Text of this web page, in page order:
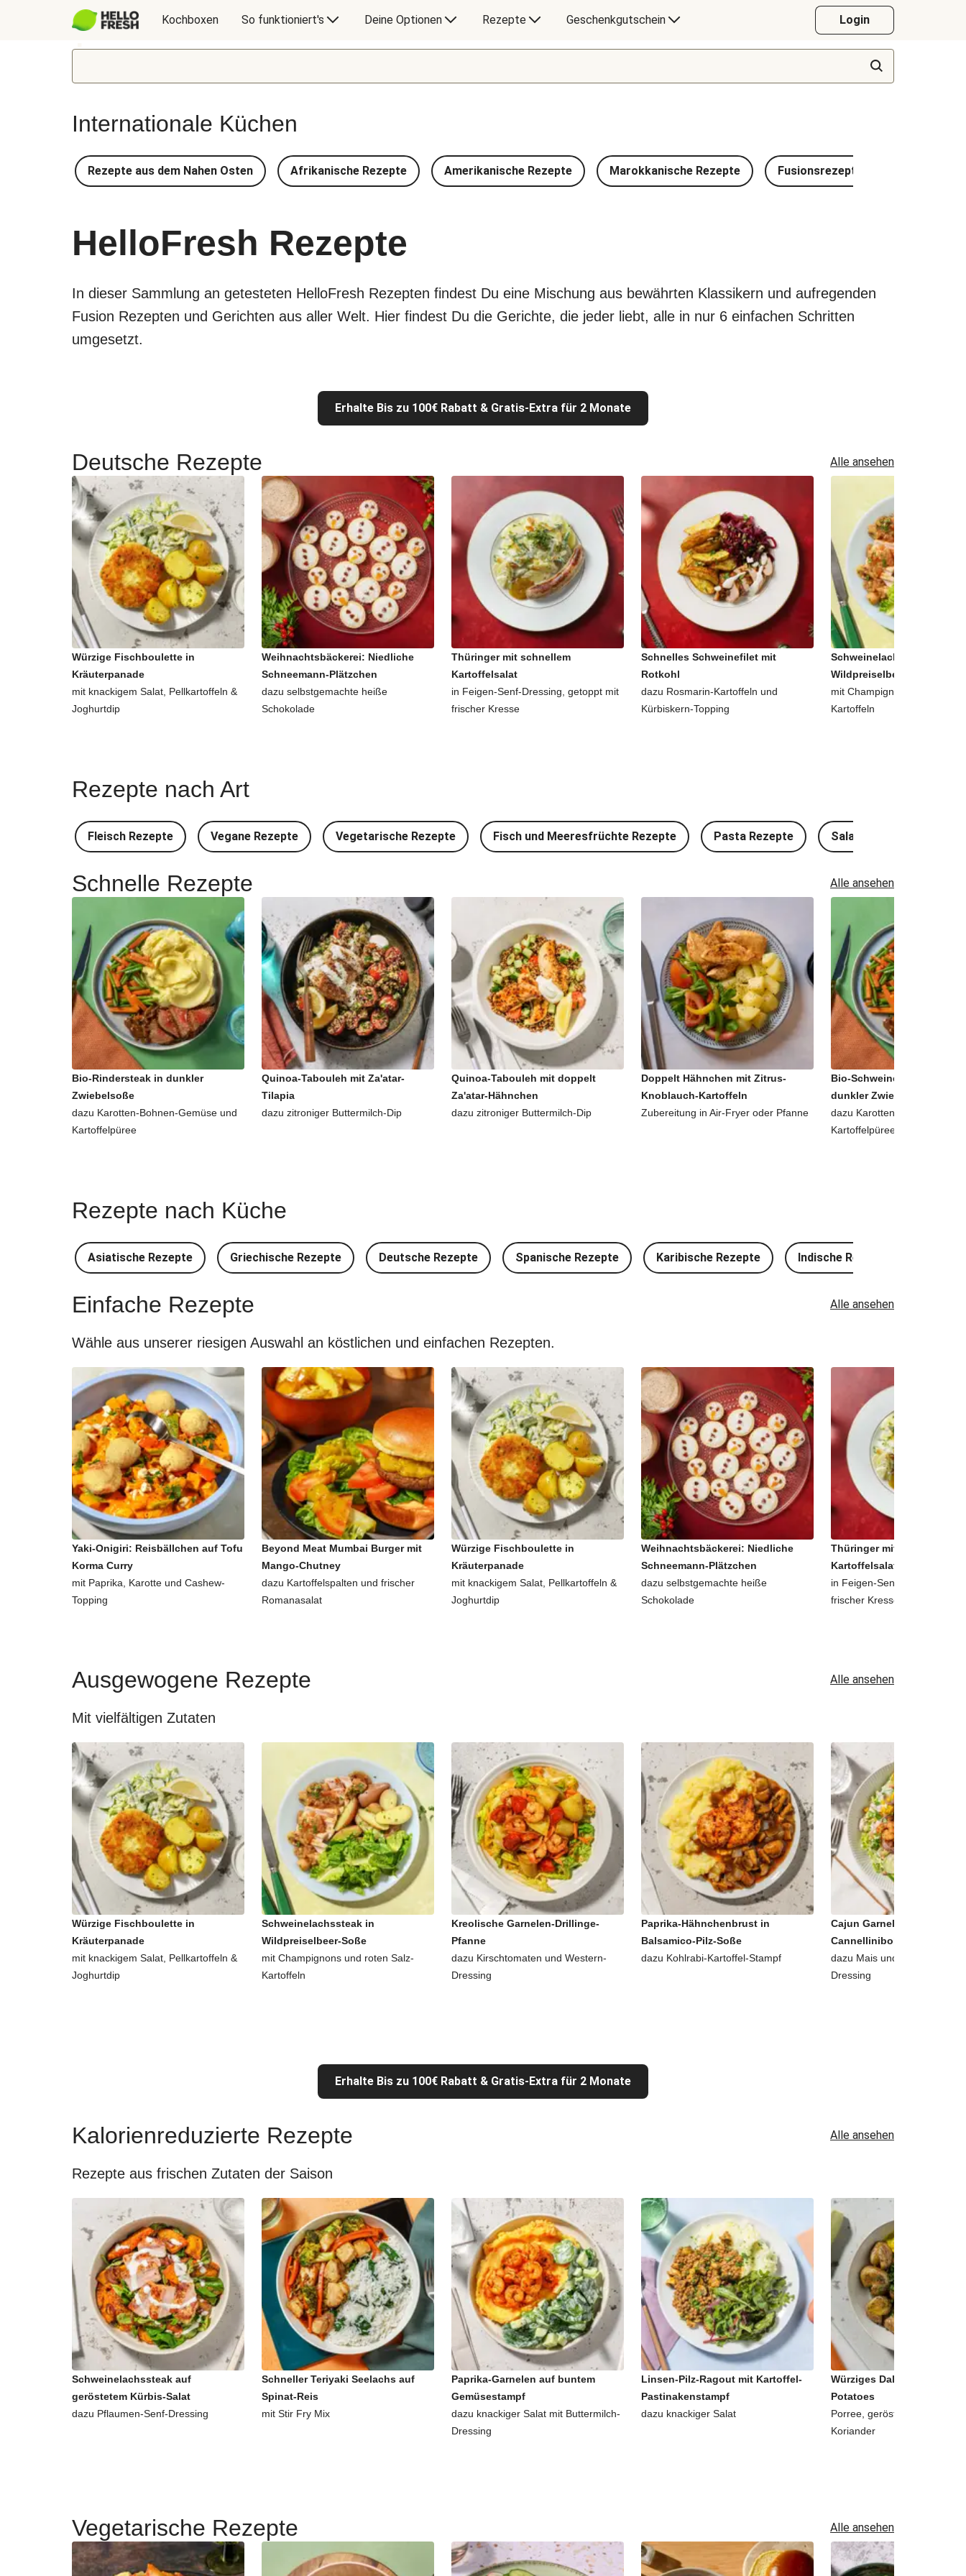
Kochboxen So funktioniert's Deine Optionen Rezepte Geschenkgutschein Login
Internationale Küchen
Rezepte aus dem Nahen Osten Afrikanische Rezepte Amerikanische Rezepte Marokkanische Rezepte Fusionsrezepte
HelloFresh Rezepte
In dieser Sammlung an getesteten HelloFresh Rezepten findest Du eine Mischung aus bewährten Klassikern und aufregenden
Fusion Rezepten und Gerichten aus aller Welt. Hier findest Du die Gerichte, die jeder liebt, alle in nur 6 einfachen Schritten
umgesetzt.
Erhalte Bis zu 100€ Rabatt & Gratis-Extra für 2 Monate
Deutsche Rezepte Alle ansehen
Würzige Fischboulette in
Kräuterpanade
mit knackigem Salat, Pellkartoffeln &
Joghurtdip
Weihnachtsbäckerei: Niedliche
Schneemann-Plätzchen
dazu selbstgemachte heiße
Schokolade
Thüringer mit schnellem
Kartoffelsalat
in Feigen-Senf-Dressing, getoppt mit
frischer Kresse
Schnelles Schweinefilet mit
Rotkohl
dazu Rosmarin-Kartoffeln und
Kürbiskern-Topping
Schweinelachssteak in
Wildpreiselbeer-Soße
mit Champignons und roten
Kartoffeln
Rezepte nach Art
Fleisch Rezepte Vegane Rezepte Vegetarische Rezepte Fisch und Meeresfrüchte Rezepte Pasta Rezepte Salat Rezepte
Schnelle Rezepte Alle ansehen
Bio-Rindersteak in dunkler
Zwiebelsoße
dazu Karotten-Bohnen-Gemüse und
Kartoffelpüree
Quinoa-Tabouleh mit Za'atar-
Tilapia
dazu zitroniger Buttermilch-Dip
Quinoa-Tabouleh mit doppelt
Za'atar-Hähnchen
dazu zitroniger Buttermilch-Dip
Doppelt Hähnchen mit Zitrus-
Knoblauch-Kartoffeln
Zubereitung in Air-Fryer oder Pfanne
Bio-Schweinemedaillons in
dunkler Zwiebelsoße
dazu Karotten-Bohnen-
Kartoffelpüree
Rezepte nach Küche
Asiatische Rezepte Griechische Rezepte Deutsche Rezepte Spanische Rezepte Karibische Rezepte Indische Rezepte
Einfache Rezepte Alle ansehen
Wähle aus unserer riesigen Auswahl an köstlichen und einfachen Rezepten.
Yaki-Onigiri: Reisbällchen auf Tofu
Korma Curry
mit Paprika, Karotte und Cashew-
Topping
Beyond Meat Mumbai Burger mit
Mango-Chutney
dazu Kartoffelspalten und frischer
Romanasalat
Würzige Fischboulette in
Kräuterpanade
mit knackigem Salat, Pellkartoffeln &
Joghurtdip
Weihnachtsbäckerei: Niedliche
Schneemann-Plätzchen
dazu selbstgemachte heiße
Schokolade
Thüringer mit schnellem
Kartoffelsalat
in Feigen-Senf-Dressing,
frischer Kresse
Ausgewogene Rezepte Alle ansehen
Mit vielfältigen Zutaten
Würzige Fischboulette in
Kräuterpanade
mit knackigem Salat, Pellkartoffeln &
Joghurtdip
Schweinelachssteak in
Wildpreiselbeer-Soße
mit Champignons und roten Salz-
Kartoffeln
Kreolische Garnelen-Drillinge-
Pfanne
dazu Kirschtomaten und Western-
Dressing
Paprika-Hähnchenbrust in
Balsamico-Pilz-Soße
dazu Kohlrabi-Kartoffel-Stampf
Cajun Garnelen auf
Cannellinibohnen-Salat
dazu Mais und Buttermilch-
Dressing
Erhalte Bis zu 100€ Rabatt & Gratis-Extra für 2 Monate
Kalorienreduzierte Rezepte Alle ansehen
Rezepte aus frischen Zutaten der Saison
Schweinelachssteak auf
geröstetem Kürbis-Salat
dazu Pflaumen-Senf-Dressing
Schneller Teriyaki Seelachs auf
Spinat-Reis
mit Stir Fry Mix
Paprika-Garnelen auf buntem
Gemüsestampf
dazu knackiger Salat mit Buttermilch-
Dressing
Linsen-Pilz-Ragout mit Kartoffel-
Pastinakenstampf
dazu knackiger Salat
Würziges Dal-Curry mit
Potatoes
Porree, geröstetem Fenchel
Koriander
Vegetarische Rezepte Alle ansehen